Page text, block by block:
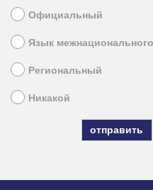
Официальный
Язык
Региональный
Никакой